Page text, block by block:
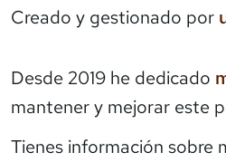
Creado y gestionado por
Desde 2019 he dedicado
mantener y mejorar este
Tienes información sobre